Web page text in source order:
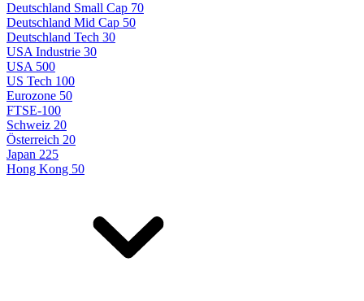
Deutschland Small Cap 70
Deutschland Mid Cap 50
Deutschland Tech 30
USA Industrie 30
USA 500
US Tech 100
Eurozone 50
FTSE-100
Schweiz 20
Österreich 20
Japan 225
Hong Kong 50